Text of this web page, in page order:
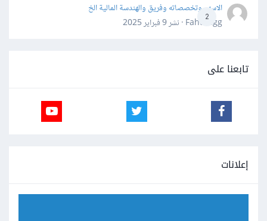
2
الاسهم وتخصصاته وفريق والهندسة المالية الخ
Fahd Ggg · نشر
9 فبراير 2025
تابعنا على
إعلانات